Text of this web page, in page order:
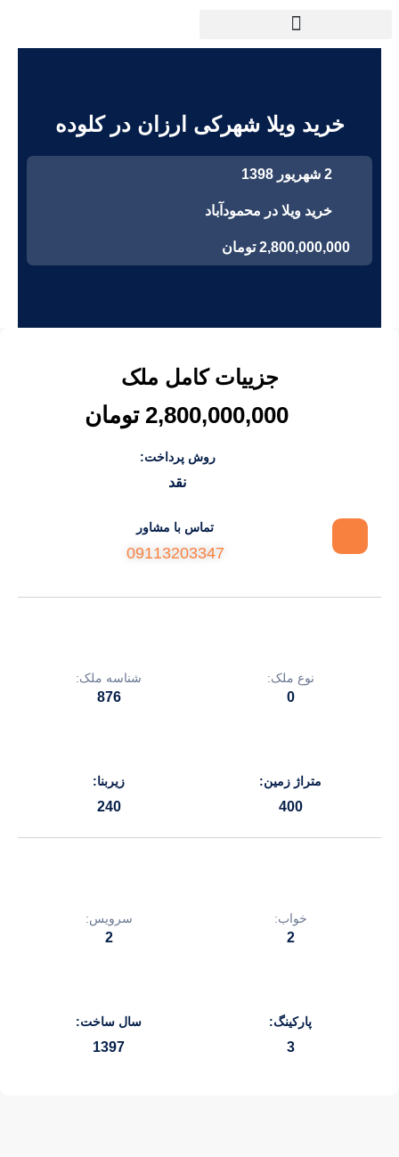
خرید ویلا شهرکی ارزان در کلوده
2 شهریور 1398
خرید ویلا در محمودآباد
2,800,000,000 تومان
جزییات کامل ملک
2,800,000,000 تومان
روش پرداخت:
نقد
تماس با مشاور
09113203347
نوع ملک:
0
شناسه ملک:
876
متراژ زمین:
400
زیربنا:
240
خواب:
2
سرویس:
2
پارکینگ:
3
سال ساخت:
1397